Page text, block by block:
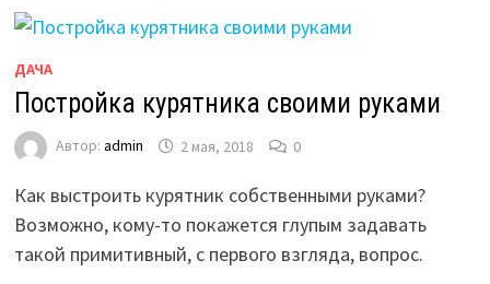
ДАЧА
Постройка курятника своими руками
Автор: admin 2 мая, 2018 0
Как выстроить курятник собственными руками?
Возможно, кому-то покажется глупым задавать
такой примитивный, с первого взгляда, вопрос.